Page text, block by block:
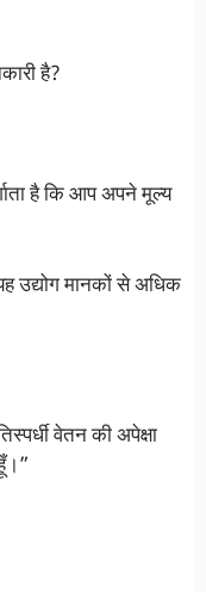
है?
है कि आप अपने मूल्य
उद्योग मानकों से अधिक
वेतन की अपेक्षा